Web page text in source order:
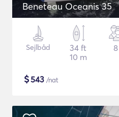
Beneteau Oceanis 35
Sejlbåd
34 ft
10 m
8
$543 /nat